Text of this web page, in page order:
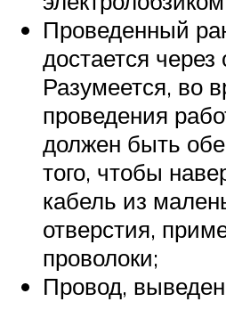
Проведенный
достается через
Разумеется, во
проведения
должен быть
того, чтобы
кабель из
отверстия,
проволоки;
Провод,